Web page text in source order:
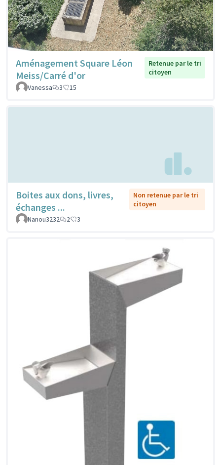
Aménagement Square Léon
Meiss/Carré d'or
Retenue par le tri
citoyen
Vanessa
3 15
Boites aux dons, livres,
échanges ...
Non retenue par le tri
citoyen
Nanou3232
2 3